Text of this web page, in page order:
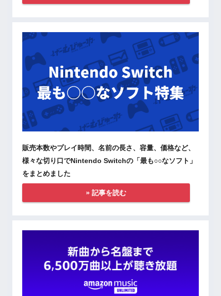
販売本数やプレイ時間、名前の長さ、容量、価格など、
様々な切り口でNintendo Switchの「最も○○なソフト」
をまとめました
» 記事を読む